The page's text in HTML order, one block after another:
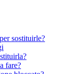
sostituirle?
fare?